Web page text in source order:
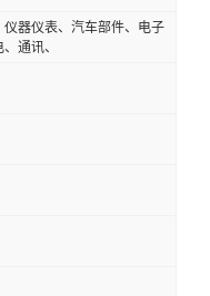
器仪表、汽车部件、电子
通讯、